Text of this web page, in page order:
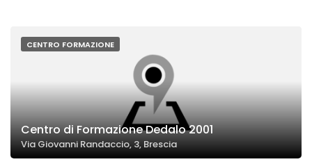
CENTRO FORMAZIONE
Centro di Formazione Dedalo 2001
Via Giovanni Randaccio, 3, Brescia